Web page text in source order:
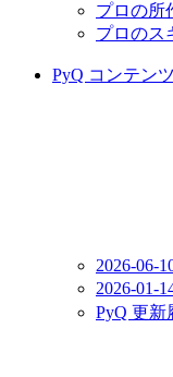
プロの所
プロのス
PyQ コンテン
2026-06-
2026-01-
PyQ 更新